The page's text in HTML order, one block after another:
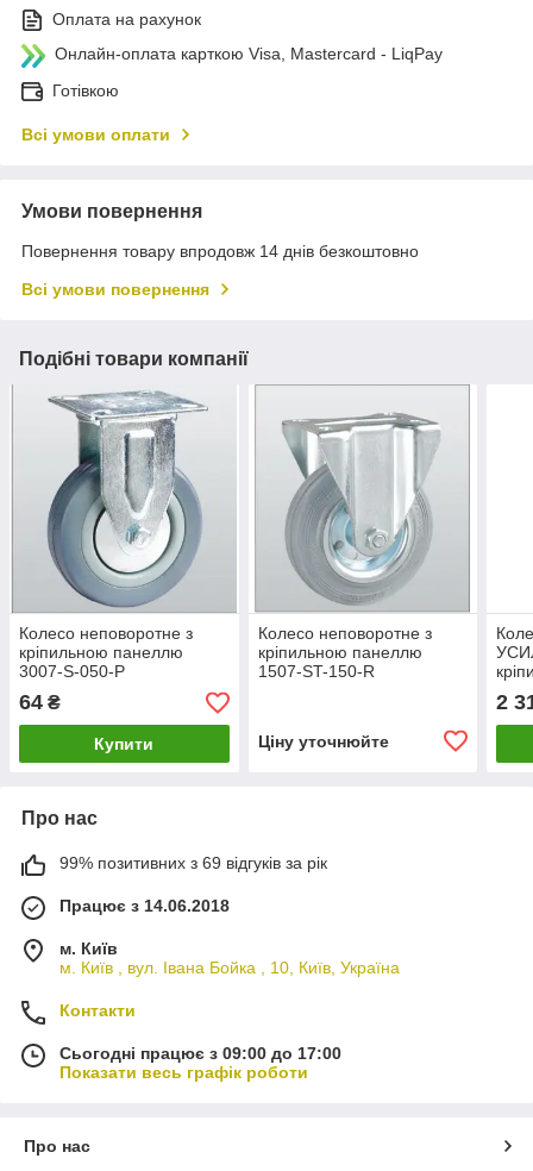
Оплата на рахунок
Онлайн-оплата карткою Visa, Mastercard - LiqPay
Готівкою
Всі умови оплати
Умови повернення
Повернення товару впродовж 14 днів безкоштовно
Всі умови повернення
Подібні товари компанії
Колесо неповоротне з
кріпильною панеллю
3007-S-050-P
64 ₴
Купити
Колесо неповоротне з
кріпильною панеллю
1507-ST-150-R
Ціну уточнюйте
2
Про нас
99% позитивних з 69 відгуків за рік
Працює з 14.06.2018
м. Київ
м. Київ , вул. Івана Бойка , 10, Київ, Україна
Контакти
Сьогодні працює з 09:00 до 17:00
Показати весь графік роботи
Про нас